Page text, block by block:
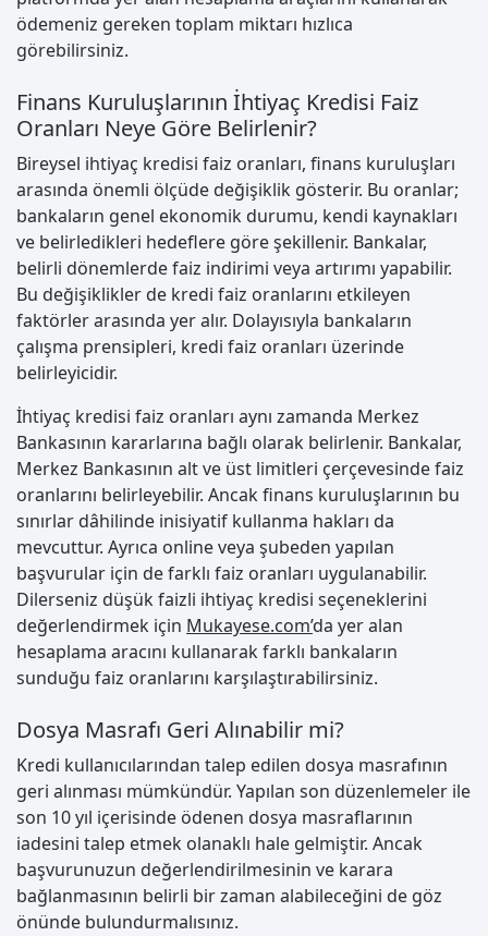
ödemeniz gereken toplam miktarı hızlıca
görebilirsiniz.
Finans Kuruluşlarının İhtiyaç Kredisi Faiz
Oranları Neye Göre Belirlenir?
Bireysel ihtiyaç kredisi faiz oranları, finans kuruluşları
arasında önemli ölçüde değişiklik gösterir. Bu oranlar;
bankaların genel ekonomik durumu, kendi kaynakları
ve belirledikleri hedeflere göre şekillenir. Bankalar,
belirli dönemlerde faiz indirimi veya artırımı yapabilir.
Bu değişiklikler de kredi faiz oranlarını etkileyen
faktörler arasında yer alır. Dolayısıyla bankaların
çalışma prensipleri, kredi faiz oranları üzerinde
belirleyicidir.
İhtiyaç kredisi faiz oranları aynı zamanda Merkez
Bankasının kararlarına bağlı olarak belirlenir. Bankalar,
Merkez Bankasının alt ve üst limitleri çerçevesinde faiz
oranlarını belirleyebilir. Ancak finans kuruluşlarının bu
sınırlar dâhilinde inisiyatif kullanma hakları da
mevcuttur. Ayrıca online veya şubeden yapılan
başvurular için de farklı faiz oranları uygulanabilir.
Dilerseniz düşük faizli ihtiyaç kredisi seçeneklerini
değerlendirmek için Mukayese.com’da yer alan
hesaplama aracını kullanarak farklı bankaların
sunduğu faiz oranlarını karşılaştırabilirsiniz.
Dosya Masrafı Geri Alınabilir mi?
Kredi kullanıcılarından talep edilen dosya masrafının
geri alınması mümkündür. Yapılan son düzenlemeler ile
son 10 yıl içerisinde ödenen dosya masraflarının
iadesini talep etmek olanaklı hale gelmiştir. Ancak
başvurunuzun değerlendirilmesinin ve karara
bağlanmasının belirli bir zaman alabileceğini de göz
önünde bulundurmalısınız.